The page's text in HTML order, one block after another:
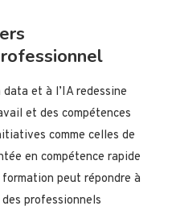
et à l’IA redessine
et des compétences
comme celles de
en compétence rapide
peut répondre à
professionnels